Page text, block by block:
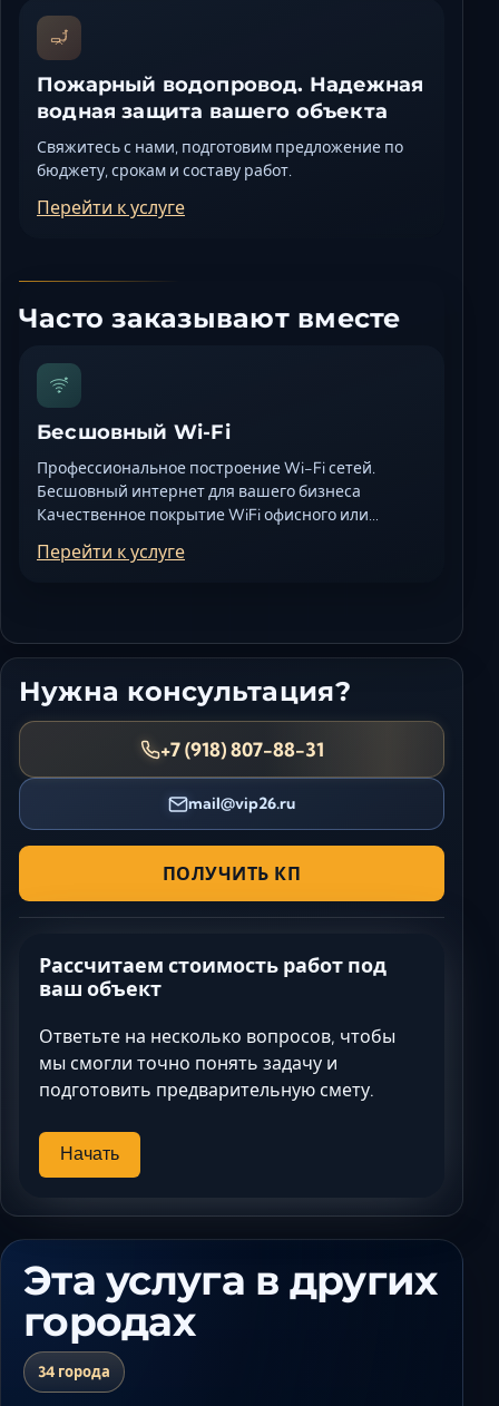
Пожарный водопровод. Надежная
водная защита вашего объекта
Свяжитесь с нами, подготовим предложение по
бюджету, срокам и составу работ.
Перейти к услуге
Часто заказывают вместе
Бесшовный Wi-Fi
Профессиональное построение Wi-Fi сетей.
Бесшовный интернет для вашего бизнеса
Качественное покрытие WiFi офисного или…
Перейти к услуге
Нужна консультация?
+7 (918) 807-88-31
mail@vip26.ru
ПОЛУЧИТЬ КП
Рассчитаем стоимость работ под
ваш объект
Ответьте на несколько вопросов, чтобы
мы смогли точно понять задачу и
подготовить предварительную смету.
Начать
Эта услуга в других
городах
34 города